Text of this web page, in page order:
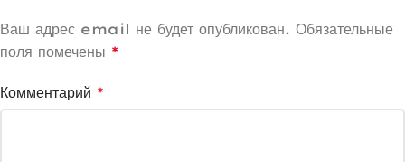
Ваш адрес email не будет опубликован. Обязательные
поля помечены *
Комментарий *